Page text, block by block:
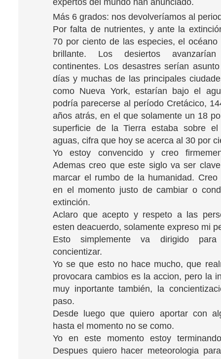
expertos del mundo han anunciado.
Más 6 grados: nos devolveríamos al
Por falta de nutrientes, y ante la
70 por ciento de las especies, el
brillante. Los desiertos
continentes. Los desastres serían
días y muchas de las principales
como Nueva York, estarían bajo el
podría parecerse al período Cretácico,
años atrás, en el que solamente un 18
superficie de la Tierra estaba sobre
aguas, cifra que hoy se acerca al 30 por
Yo estoy convencido y creo
Ademas creo que este siglo va ser
marcar el rumbo de la humanidad. Creo
en el momento justo de cambiar o
extinción.
Aclaro que acepto y respeto a las
esten deacuerdo, solamente expreso mi
Esto simplemente va dirigido
concientizar.
Yo se que esto no hace mucho, que
provocara cambios es la accion, pero la
muy inportante también, la
paso.
Desde luego que quiero aportar con
hasta el momento no se como.
Yo en este momento estoy
Despues quiero hacer meteorologia